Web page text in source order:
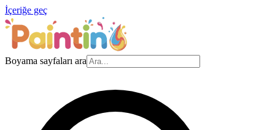
İçeriğe geç
Boyama sayfaları ara